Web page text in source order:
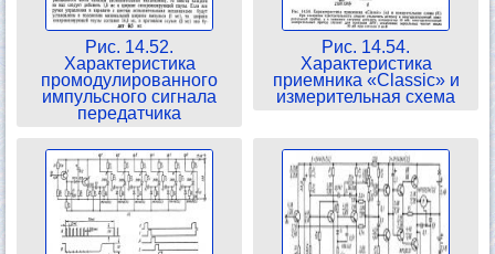
Рис. 14.52.
Характеристика
промодулированного
импульсного сигнала
передатчика
Рис. 14.54.
Характеристика
приемника «Classic» и
измерительная схема